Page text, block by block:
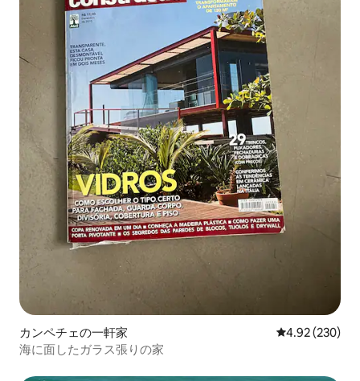
カンペチェの一軒家 レビュー230
4.92 (230)
海に面したガラス張りの家